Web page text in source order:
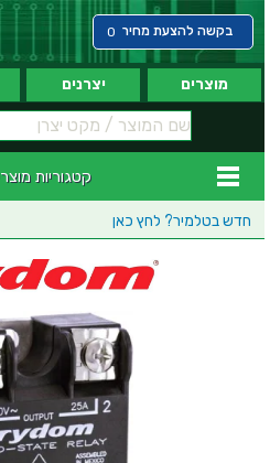
בקשה להצעת מחיר 0
מוצרים יצרנים
קטגוריות
חדש בטלמיר? לחץ כאן